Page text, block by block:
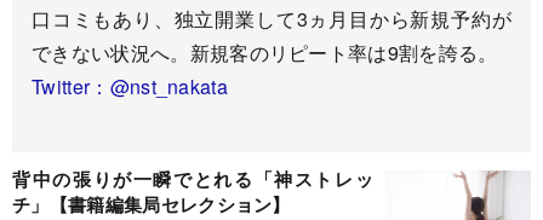
口コミもあり、独立開業して3ヵ月目から新規予約が
できない状況へ。新規客のリピート率は9割を誇る。
Twitter：@nst_nakata
背中の張りが一瞬でとれる「神ストレッ
チ」【書籍編集局セレクション】